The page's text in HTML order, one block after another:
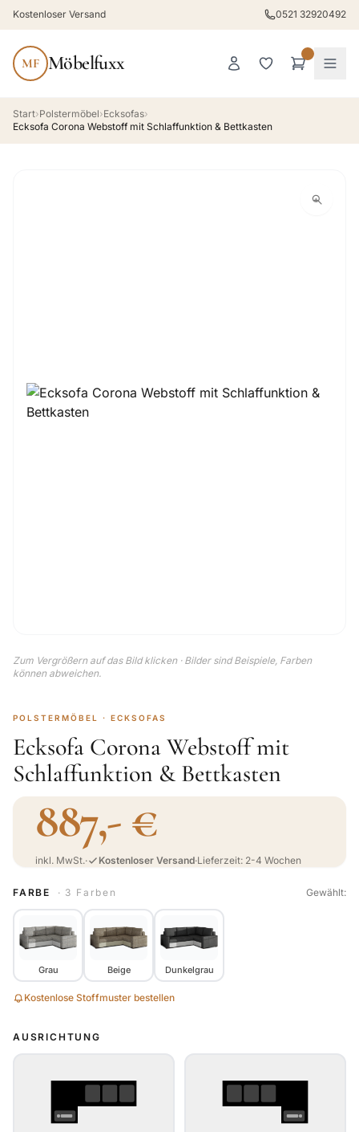
Kostenloser Versand 0521 32920492
MF Möbelfuxx
Start›Polstermöbel›Ecksofas›
Ecksofa Corona Webstoff mit Schlaffunktion & Bettkasten
Zum Vergrößern auf das Bild klicken · Bilder sind Beispiele, Farben
können abweichen.
POLSTERMÖBEL · ECKSOFAS
Ecksofa Corona Webstoff mit
Schlaffunktion & Bettkasten
887,- €
inkl. MwSt.· Kostenloser Versand·Lieferzeit: 2-4 Wochen
FARBE · 3 Farben Gewählt:
Grau Beige Dunkelgrau
Kostenlose Stoffmuster bestellen
AUSRICHTUNG